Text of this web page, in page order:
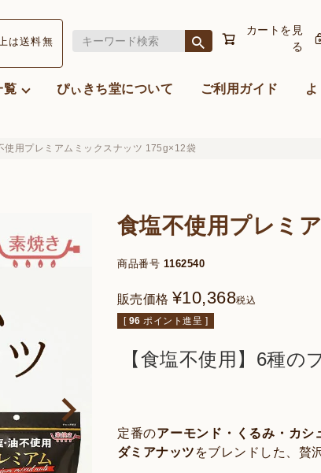
は送料無
カートを見
る
覧 ぴぃきち堂について ご利用ガイド
使用プレミアムミックスナッツ 175g×12袋
食塩不使用プレミ
商品番号 1162540
販売価格 ¥10,368税込
[ 96 ポイント進呈 ]
【食塩不使用】6種
定番のアーモンド・くるみ・カシ
ダミアナッツ をブレンドした、贅